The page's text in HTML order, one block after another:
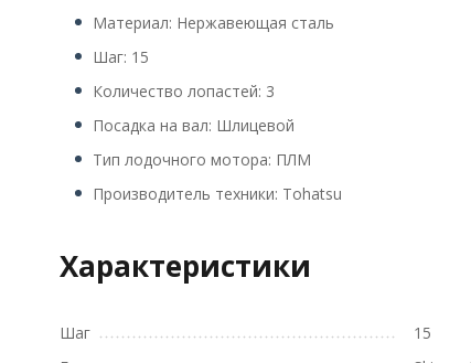
Материал: Нержавеющая сталь
Шаг: 15
Количество лопастей: 3
Посадка на вал: Шлицевой
Тип лодочного мотора: ПЛМ
Производитель техники: Tohatsu
Характеристики
Шаг
15